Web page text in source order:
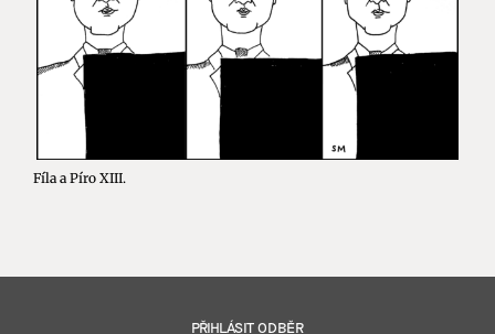
Fíla a Píro XIII.
PŘIHLÁSIT ODBĚR